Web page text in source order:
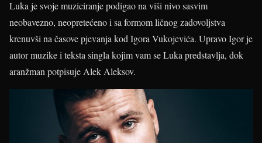
Luka je svoje muziciranje podigao na viši nivo sasvim
neobavezno, neopretećeno i sa formom ličnog zadovoljstva
krenuvši na časove pjevanja kod Igora Vukojevića. Upravo Igor je
autor muzike i teksta singla kojim vam se Luka predstavlja, dok
aranžman potpisuje Alek Aleksov.